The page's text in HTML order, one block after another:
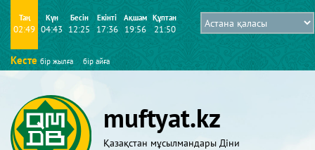
Таң
02:49
Күн
04:43
Бесін
12:25
Екінті
17:36
Ақшам
19:56
Құптан
21:50
Кесте бір жылға бір айға
muftyat.kz
Қазақстан мұсылмандары Діни